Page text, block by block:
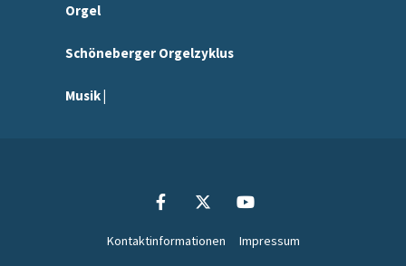
Orgel
Schöneberger Orgelzyklus
Musik |
Kontaktinformationen Impressum